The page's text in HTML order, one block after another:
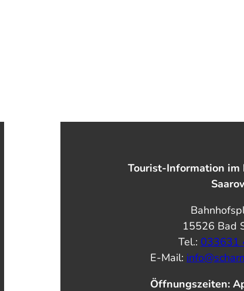
Tourist-Information im
15526 Bad
Tel.: 033631
E-Mail:
Öffnungszeiten: